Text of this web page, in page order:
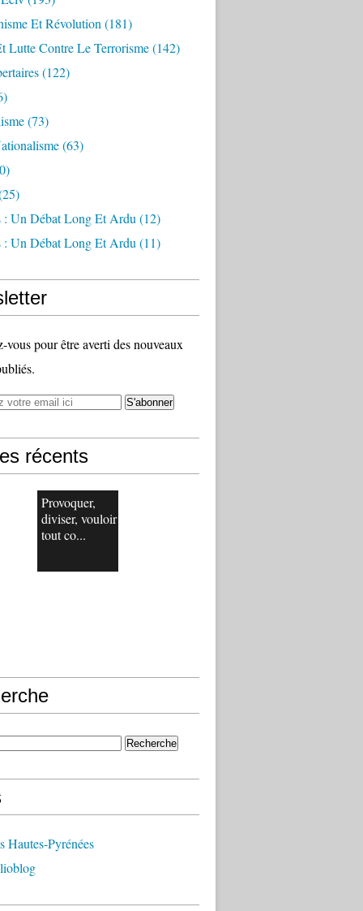
Et Révolution (181)
Lutte Contre Le Terrorisme(142)
(122)
(73)
(63)
: Un Débat Long Et Ardu (12)
: Un Débat Long Et Ardu (11)
vous pour être averti des nouveaux
récents
Provoquer,
diviser, vouloir
tout co...
Hautes-Pyrénées